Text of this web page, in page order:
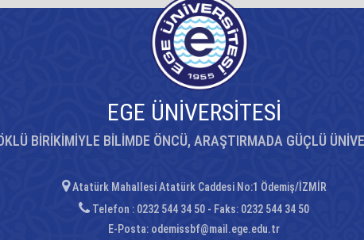
EGE ÜNİVERSİTESİ
BİRİKİMİYLE BİLİMDE ÖNCÜ, ARAŞTIRMADA GÜÇLÜ
Atatürk Mahallesi Atatürk Caddesi No:1 Ödemiş/İZMİR
Telefon : 0232 544 34 50 - Faks: 0232 544 34 50
E-Posta: odemissbf@mail.ege.edu.tr